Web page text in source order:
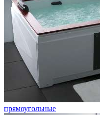
прямоугольные